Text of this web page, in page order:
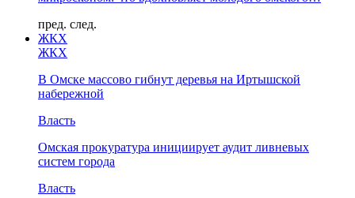
пред. след.
ЖКХ
ЖКХ
В Омске массово гибнут деревья на Иртышской
набережной
Власть
Омская прокуратура инициирует аудит ливневых
систем города
Власть